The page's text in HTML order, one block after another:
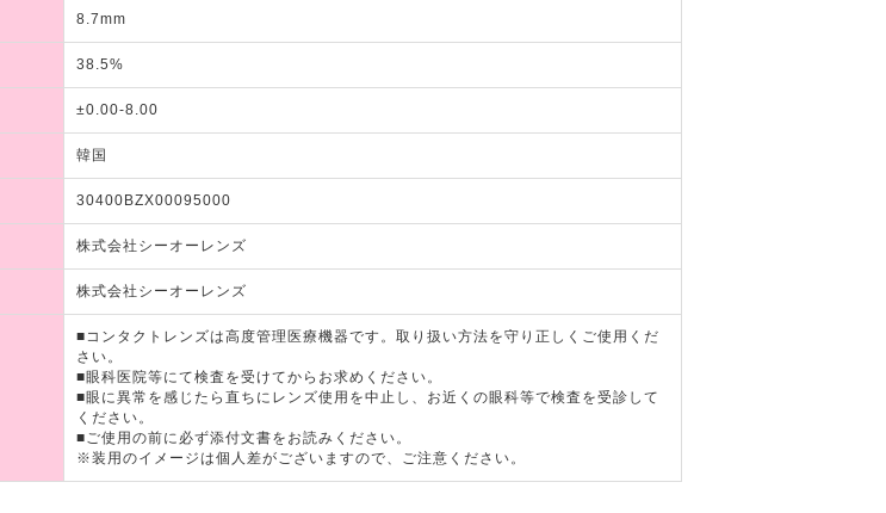
8.7mm
38.5%
±0.00-8.00
韓国
30400BZX00095000
株式会社シーオーレンズ
株式会社シーオーレンズ
■コンタクトレンズは高度管理医療機器です。取り扱い方法を守り正しくご使用くだ
さい。
■眼科医院等にて検査を受けてからお求めください。
■眼に異常を感じたら直ちにレンズ使用を中止し、お近くの眼科等で検査を受診して
ください。
■ご使用の前に必ず添付文書をお読みください。
※装用のイメージは個人差がございますので、ご注意ください。